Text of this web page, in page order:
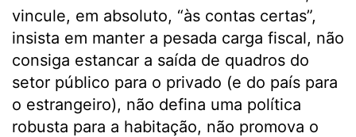
vincule, em absoluto, “às contas certas”,
insista em manter a pesada carga fiscal, não
consiga estancar a saída de quadros do
setor público para o privado (e do país para
o estrangeiro), não defina uma política
robusta para a habitação, não promova o